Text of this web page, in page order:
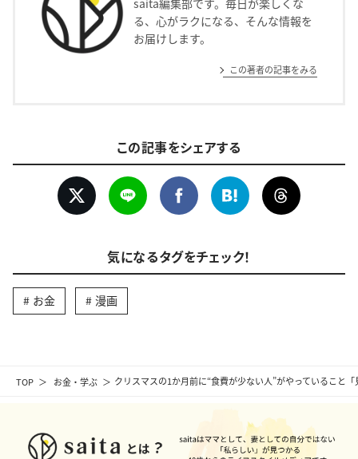
TOP お金・学ぶ クリスマスの1か月前に“食費が少ない人”がやっていること
る、心がラクになる、そんな情報を
お届けします。
この著者の記事をみる
この記事をシェアする
気になるタグをチェック！
お金 漫画